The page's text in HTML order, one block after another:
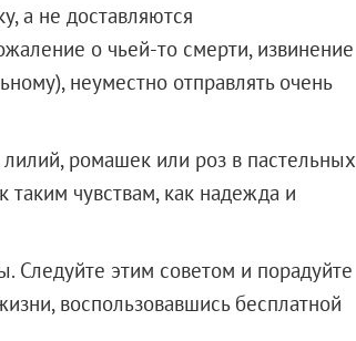
а не доставляются
о чьей-то смерти, извинение
неуместно отправлять очень
ромашек или роз в пастельных
таким чувствам, как надежда и
Следуйте этим советом и порадуйте
воспользовавшись бесплатной